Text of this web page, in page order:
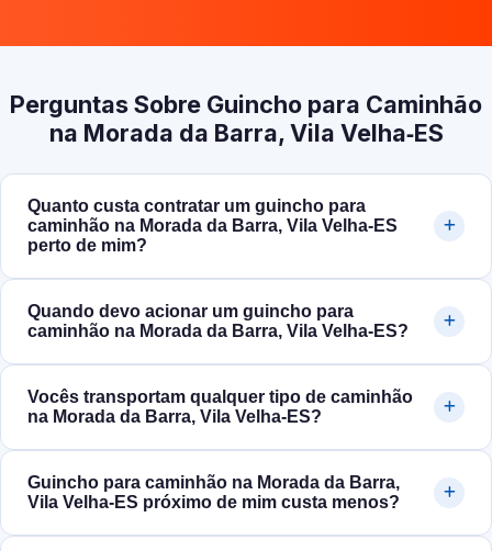
Perguntas Sobre Guincho para Caminhão
na Morada da Barra, Vila Velha‑ES
Quanto custa contratar um guincho para
caminhão na Morada da Barra, Vila Velha‑ES
perto de mim?
Quando devo acionar um guincho para
caminhão na Morada da Barra, Vila Velha‑ES?
Vocês transportam qualquer tipo de caminhão
na Morada da Barra, Vila Velha‑ES?
Guincho para caminhão na Morada da Barra,
Vila Velha‑ES próximo de mim custa menos?